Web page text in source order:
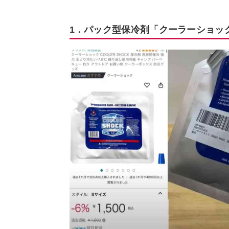
1．パック型保冷剤「クーラーショッ